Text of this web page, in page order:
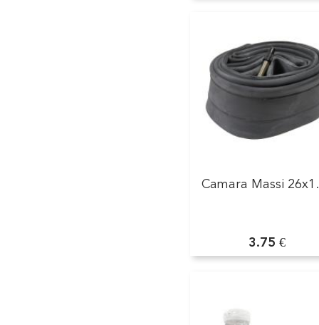
Camara Massi
3.75 €